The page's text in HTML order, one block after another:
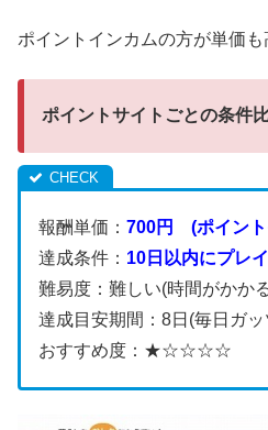
ポイントインカムの方が単価
ポイントサイトごとの条件
報酬単価： 700円 (ポイント
達成条件： 10日以内にプレ
難易度：難しい(時間がかかる
達成目安期間：8日(毎日ガ
おすすめ度：★☆☆☆☆